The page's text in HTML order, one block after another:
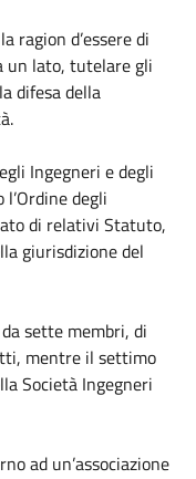
ragion d’essere di
un lato, tutelare gli
difesa della
Ingegneri e degli
degli
di relativi Statuto,
giurisdizione del
sette membri, di
mentre il settimo
Società Ingegneri
ad un’associazione